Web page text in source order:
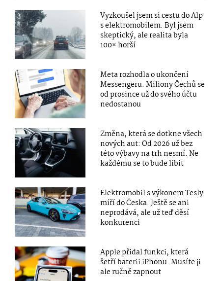
Vyzkoušel jsem si cestu do Alp
s elektromobilem. Byl jsem
skeptický, ale realita byla
100× horší
Meta rozhodla o ukončení
Messengeru. Miliony Čechů se
od prosince už do svého účtu
nedostanou
Změna, která se dotkne všech
nových aut: Od 2026 už bez
této výbavy na trh nesmí. Ne
každému se to bude líbit
Elektromobil s výkonem Tesly
míří do Česka. Ještě se ani
neprodává, ale už teď děsí
konkurenci
Apple přidal funkci, která
šetří baterii iPhonu. Musíte ji
ale ručně zapnout